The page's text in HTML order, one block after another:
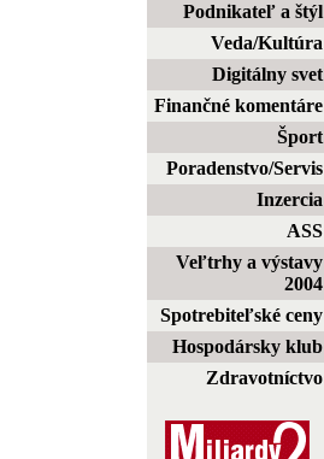
Podnikateľ a štýl
Veda/Kultúra
Digitálny svet
Finančné komentáre
Šport
Poradenstvo/Servis
Inzercia
ASS
Veľtrhy a výstavy
2004
Spotrebiteľské ceny
Hospodársky klub
Zdravotníctvo